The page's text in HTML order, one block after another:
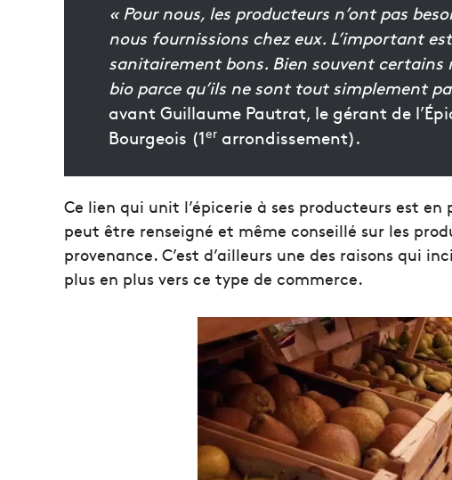
« Pour nous, les producteurs n’ont pas
nous fournissions chez eux. L’important
sanitairement bons. Bien souvent certains
bio parce qu’ils ne sont tout simplement
avant Guillaume Pautrat, le gérant de
Bourgeois (1er arrondissement).
Ce lien qui unit l’épicerie à ses producteurs est
peut être renseigné et même conseillé sur les
provenance. C’est d’ailleurs une des raisons qui
plus en plus vers ce type de commerce.